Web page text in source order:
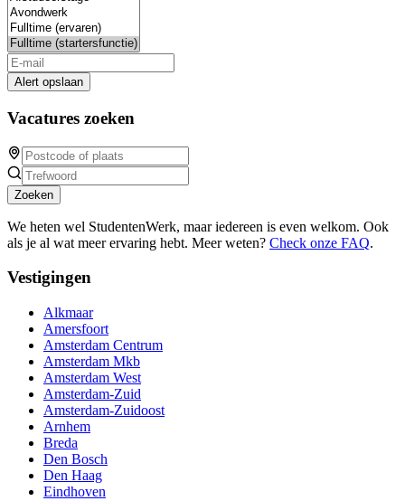
Alert opslaan
Vacatures zoeken
Zoeken
We heten wel StudentenWerk, maar iedereen is even welkom. Ook
als je al wat meer ervaring hebt. Meer weten? Check onze FAQ.
Vestigingen
Alkmaar
Amersfoort
Amsterdam Centrum
Amsterdam Mkb
Amsterdam West
Amsterdam-Zuid
Amsterdam-Zuidoost
Arnhem
Breda
Den Bosch
Den Haag
Eindhoven